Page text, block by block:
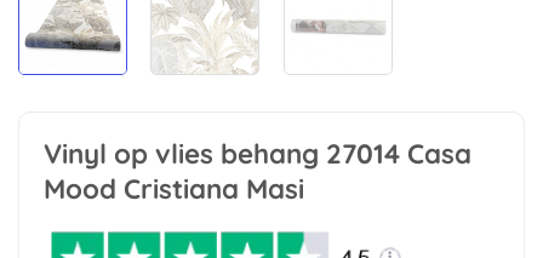
Vinyl op vlies behang 27014 Casa
Mood Cristiana Masi